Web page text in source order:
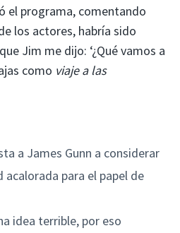
el programa, comentando
los actores, habría sido
Jim me dijo: ‘¿Qué vamos a
como viaje a las
a James Gunn a considerar
para el papel de
idea terrible, por eso